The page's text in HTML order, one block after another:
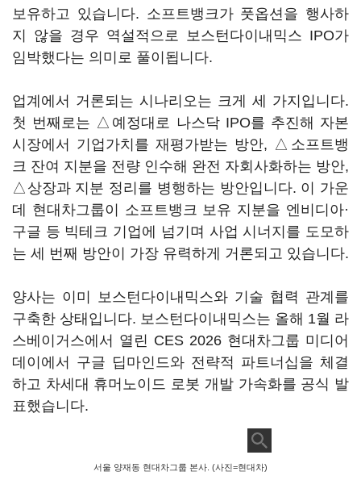
보유하고 있습니다. 소프트뱅크가 풋옵션을 행사하
지 않을 경우 역설적으로 보스턴다이내믹스 IPO가
임박했다는 의미로 풀이됩니다.
업계에서 거론되는 시나리오는 크게 세 가지입니다.
첫 번째로는 △예정대로 나스닥 IPO를 추진해 자본
시장에서 기업가치를 재평가받는 방안, △소프트뱅
크 잔여 지분을 전량 인수해 완전 자회사화하는 방안,
△상장과 지분 정리를 병행하는 방안입니다. 이 가운
데 현대차그룹이 소프트뱅크 보유 지분을 엔비디아·
구글 등 빅테크 기업에 넘기며 사업 시너지를 도모하
는 세 번째 방안이 가장 유력하게 거론되고 있습니다.
양사는 이미 보스턴다이내믹스와 기술 협력 관계를
구축한 상태입니다. 보스턴다이내믹스는 올해 1월 라
스베이거스에서 열린 CES 2026 현대차그룹 미디어
데이에서 구글 딥마인드와 전략적 파트너십을 체결
하고 차세대 휴머노이드 로봇 개발 가속화를 공식 발
표했습니다.
서울 양재동 현대차그룹 본사. (사진=현대차)